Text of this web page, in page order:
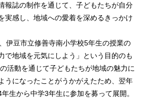
報誌の制作を通じて、子どもたちが自分
実感し、地域への愛着を深めるきっかけ
伊豆市立修善寺南小学校5年生の授業の
で地域を元気にしよう」という目的のも
活動を通じて子どもたちが地域の魅力に
うになったことがうかがえたため、翌年
生から中学3年生に参加を募って展開。